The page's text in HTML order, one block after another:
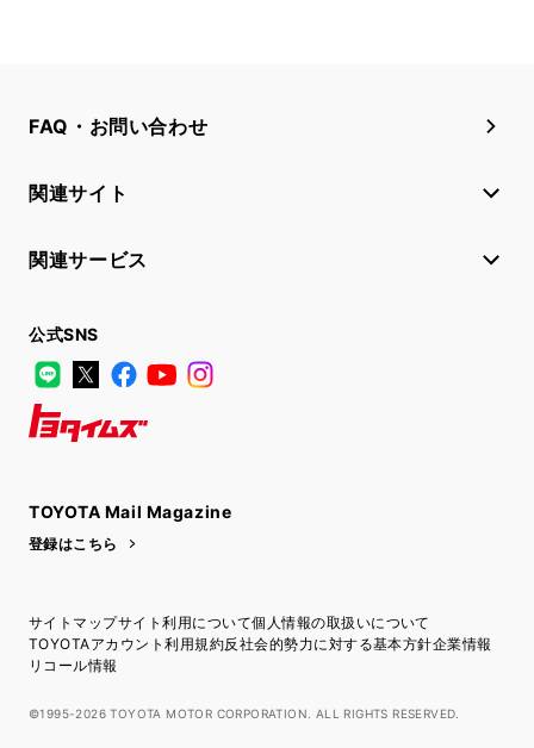
FAQ・お問い合わせ
関連サイト
関連サービス
公式SNS
LINE
X FacebookYouTube
TOYOTA Mail Magazine
登録はこちら
サイトマップサイト利用について個人情報の取扱いについて
TOYOTAアカウント利用規約反社会的勢力に対する基本方針企業情報
リコール情報
©1995-2026 TOYOTA MOTOR CORPORATION. ALL RIGHTS RESERVED.